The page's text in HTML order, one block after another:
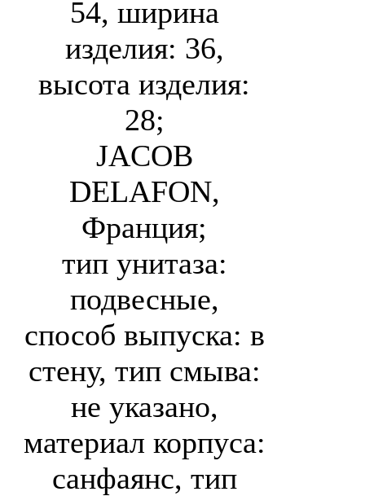
54, ширина
изделия: 36,
высота изделия:
28;
JACOB
DELAFON,
Франция;
тип унитаза:
подвесные,
способ выпуска: в
стену, тип смыва:
не указано,
материал корпуса:
санфаянс, тип